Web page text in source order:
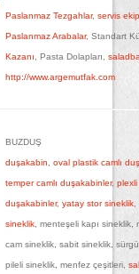
Paslanmaz Tezgahlar, servis
Paslanmaz Arabalar, Standart
Kazanı , Pasta Dolapları,
http://www.argemutfak.com
BUZDUŞ
duşakabin oval plastik camlı
temper camlı duşakabinler, plexli
duşakabinler, yatay stor sineklik,
sineklik, menteşeli kapı sineklik,
cam sineklik, sabit sineklik,
pileli sineklik, menfez çeşitleri,